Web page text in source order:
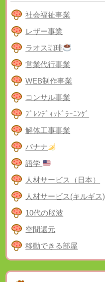
社会福祉事業
レザー事業
ラオス珈琲
営業代行事業
WEB制作事業
コンサル事業
ﾌﾞﾚﾝﾃﾞｨｯﾄﾞﾗｰﾆﾝｸﾞ
解体工事事業
バナナ
語学
人材サービス（日本）
人材サービス(キルギス)
10代の脳波
空間還元
移動できる部屋